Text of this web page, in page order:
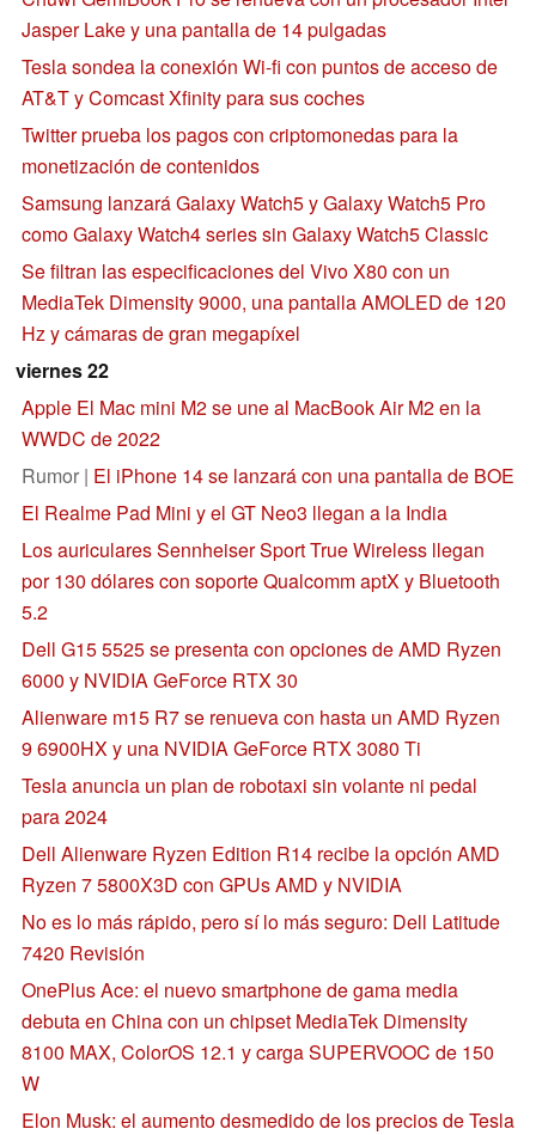
Jasper Lake y una pantalla de 14 pulgadas
Tesla sondea la conexión Wi-fi con puntos de acceso de
AT&T y Comcast Xfinity para sus coches
Twitter prueba los pagos con criptomonedas para la
monetización de contenidos
Samsung lanzará Galaxy Watch5 y Galaxy Watch5 Pro
como Galaxy Watch4 series sin Galaxy Watch5 Classic
Se filtran las especificaciones del Vivo X80 con un
MediaTek Dimensity 9000, una pantalla AMOLED de 120
Hz y cámaras de gran megapíxel
viernes 22
Apple El Mac mini M2 se une al MacBook Air M2 en la
WWDC de 2022
Rumor | El iPhone 14 se lanzará con una pantalla de BOE
El Realme Pad Mini y el GT Neo3 llegan a la India
Los auriculares Sennheiser Sport True Wireless llegan
por 130 dólares con soporte Qualcomm aptX y Bluetooth
5.2
Dell G15 5525 se presenta con opciones de AMD Ryzen
6000 y NVIDIA GeForce RTX 30
Alienware m15 R7 se renueva con hasta un AMD Ryzen
9 6900HX y una NVIDIA GeForce RTX 3080 Ti
Tesla anuncia un plan de robotaxi sin volante ni pedal
para 2024
Dell Alienware Ryzen Edition R14 recibe la opción AMD
Ryzen 7 5800X3D con GPUs AMD y NVIDIA
No es lo más rápido, pero sí lo más seguro: Dell Latitude
7420 Revisión
OnePlus Ace: el nuevo smartphone de gama media
debuta en China con un chipset MediaTek Dimensity
8100 MAX, ColorOS 12.1 y carga SUPERVOOC de 150
W
Elon Musk: el aumento desmedido de los precios de Tesla